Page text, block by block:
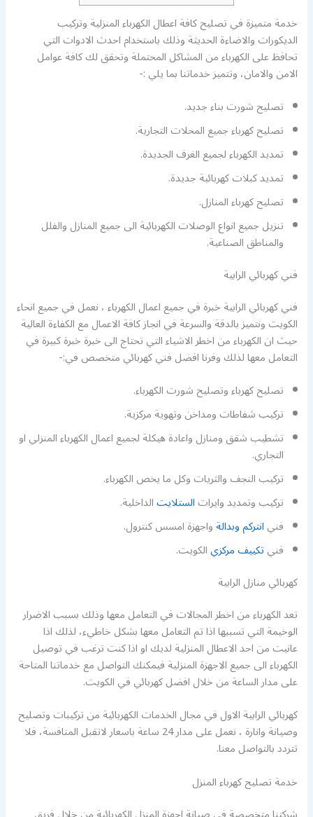
خدمة متميزة في تصليح كافة اعطال الكهرباء المنزلية وتركيب
الديكورات والاضاءة الحديثة وذلك باستخدام احدث الادوات التي
تحافظ على الكهرباء من المشاكل المحتملة وتحقق لك كافة عوامل
الامن والامان، وتتميز خدماتنا بما يلي :-
تصليح شورت بناء جديد.
تصليح كهرباء جميع المحلات التجارية.
تمديد الكهرباء لجميع الغرف الجديدة.
تمديد كبلات كهربائية جديدة.
تصليح كهرباء المنازل.
تنزيل جميع انواع الوصلات الكهربائية الى جميع المنازل والفلل
والمناطق الصناعية.
فني كهربائي الرابية
فني كهربائي الرابية خبرة في جميع اعمال الكهرباء ، نعمل في جميع انحاء
الكويت ونتميز بالدقة والسرعة في انجاز كافة الاعمال مع الكفاءة العالية
حيث ان الكهرباء من اخطر الاشياء التي تحتاج الى خبرة خبرة كبيرة في
التعامل معها لذلك وفرنا افضل فني كهربائي متخصص في:-
تصليح كهرباء وتصليح شورت الكهرباء.
تركيب شفاطات ومداخن وتهوية مركزية.
تشطيب شقق ومنازل واعادة هيكلة لجميع اعمال الكهرباء المنزلي او
التجاري.
تركيب النجف والثريات وكل ما يخص الكهرباء.
تركيب وتمديد وايراتالستلايتالداخلية.
فنيانتركم وبدالةواجهزة امسس كنترول.
فنيتكييف مركزيالكويت.
كهربائي منازل الرابية
تعد الكهرباء من اخطر المجالات في التعامل معها وذلك بسبب الاضرار
الوخيمة التي تسببها اذا تم التعامل معها بشكل خاطيء، لذلك اذا
عانيت من احد الاعطال المنزلية لديك او اذا كنت ترغب في توصيل
الكهرباء الى جميع الاجهزة المنزلية فيمكنك التواصل مع خدماتنا المتاحة
على مدار الساعة من خلال افضل كهربائي في الكويت.
كهربائي الرابية الاول في مجال الخدمات الكهربائية من تركيبات وتصليح
وصيانة وانارة ، نعمل على مدار 24 ساعة باسعار لاتقبل المنافسة، فلا
تتردد بالتواصل معنا.
خدمة تصليح كهرباء المنزل